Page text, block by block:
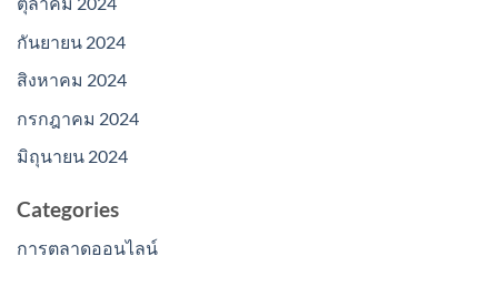
กันยายน 2024
สิงหาคม 2024
กรกฎาคม 2024
มิถุนายน 2024
Categories
การตลาดออนไลน์